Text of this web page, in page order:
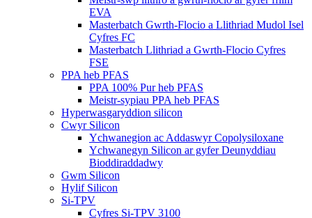
EVA
Masterbatch Gwrth-Flocio a Llithriad Mudol Isel
Cyfres FC
Masterbatch Llithriad a Gwrth-Flocio Cyfres
FSE
PPA heb PFAS
PPA 100% Pur heb PFAS
Meistr-sypiau PPA heb PFAS
Hyperwasgaryddion silicon
Cwyr Silicon
Ychwanegion ac Addaswyr Copolysiloxane
Ychwanegyn Silicon ar gyfer Deunyddiau
Bioddiraddadwy
Gwm Silicon
Hylif Silicon
Si-TPV
Cyfres Si-TPV 3100